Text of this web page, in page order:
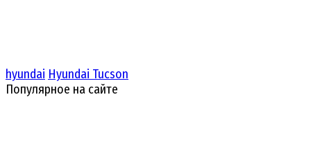
hyundai Hyundai Tucson
Популярное на сайте